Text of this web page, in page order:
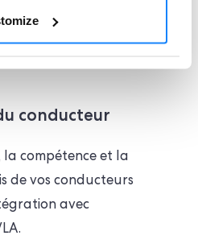
conducteur
la compétence et la
de vos conducteurs
avec